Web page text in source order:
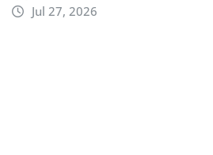
Jul 27, 2026